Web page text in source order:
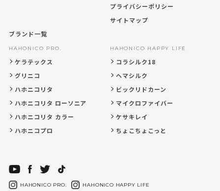
ブランド一覧
HAHONICO PRO.
ケラテックス
グリニコ
ハホニコリタ
ハホニコリタ ローソニア
ハホニコリタ カラー
ハホニコプロ
HAHONICO HAPPY LIFE
コラシルク18
ヘマシルク
ビックリドカーン
マイクロファイバー
ケサキレイ
ちょこちょこっと
プライバシーポリシー
サイトマップ
HAHONICO PRO. HAHONICO HAPPY LIFE